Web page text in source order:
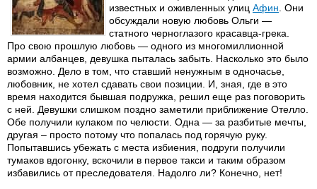
известных и оживленных улиц Афин . Они
обсуждали новую любовь Ольги —
статного черноглазого красавца-грека.
Про свою прошлую любовь — одного из многомиллионной
армии албанцев, девушка пыталась забыть. Насколько это было
возможно. Дело в том, что ставший ненужным в одночасье,
любовник, не хотел сдавать свои позиции. И, зная, где в это
время находится бывшая подружка, решил еще раз поговорить
с ней. Девушки слишком поздно заметили приближение Отелло.
Обе получили кулаком по челюсти. Одна — за разбитые мечты,
другая – просто потому что попалась под горячую руку.
Попытавшись убежать с места избиения, подруги получили
тумаков вдогонку, вскочили в первое такси и таким образом
избавились от преследователя. Надолго ли? Конечно, нет!